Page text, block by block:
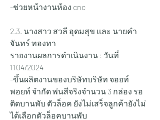
-ช่วยหน้างานห้อง cnc
2.3. นางสาว สวลี อุดมสุข และ นายคำ
จันทร์ ทองทา
รายงานผลการดำเนินงาน : วันที่
1104/2024
-ขึ้นผลิตงานของบริษัทบริษัท จอยท์
พอยท์ จำกัด พ่นสีจริงจำนวน 3 กล่อง รอ
ติดบานพับ ตัวล็อค ยังไม่เสร็จลูกค้ายังไม่
ได้เลือกตัวล็อคบานพับ